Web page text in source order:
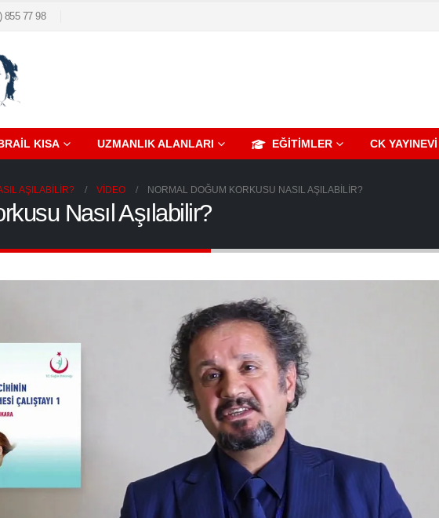
855 77 98
KISA UZMANLIK ALANLARI EĞITIMLER CK YAYINEVI
AŞILABILIR? VIDEO NORMAL DOĞUM KORKUSU NASIL AŞILABILIR?
Nasıl Aşılabilir?